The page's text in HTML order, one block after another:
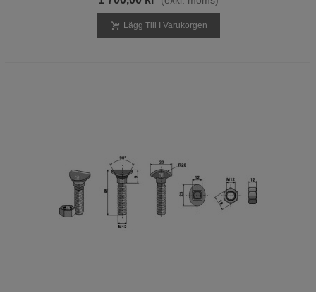
Lägg Till I Varukorgen